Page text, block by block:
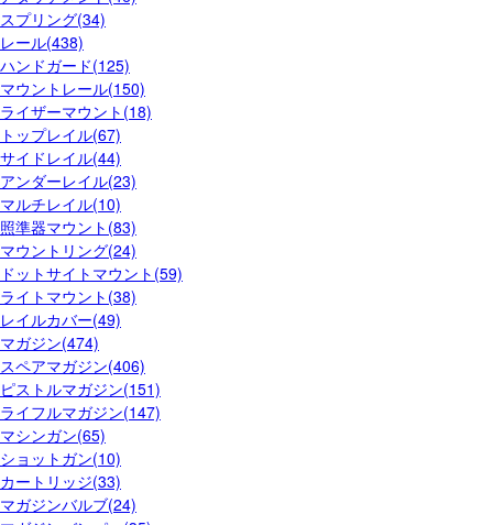
スプリング(34)
レール(438)
ハンドガード(125)
マウントレール(150)
ライザーマウント(18)
トップレイル(67)
サイドレイル(44)
アンダーレイル(23)
マルチレイル(10)
照準器マウント(83)
マウントリング(24)
ドットサイトマウント(59)
ライトマウント(38)
レイルカバー(49)
マガジン(474)
スペアマガジン(406)
ピストルマガジン(151)
ライフルマガジン(147)
マシンガン(65)
ショットガン(10)
カートリッジ(33)
マガジンバルブ(24)